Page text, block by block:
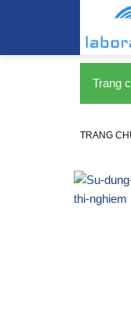
Trang
TRANG